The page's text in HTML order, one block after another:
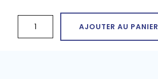
AJOUTER AU PANIER